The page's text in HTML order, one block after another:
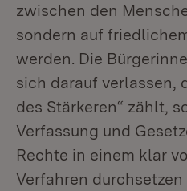
zwischen den
sondern auf
werden. Die
sich darauf verlassen,
des Stärkeren“ zählt,
Verfassung und
Rechte in einem klar
Verfahren